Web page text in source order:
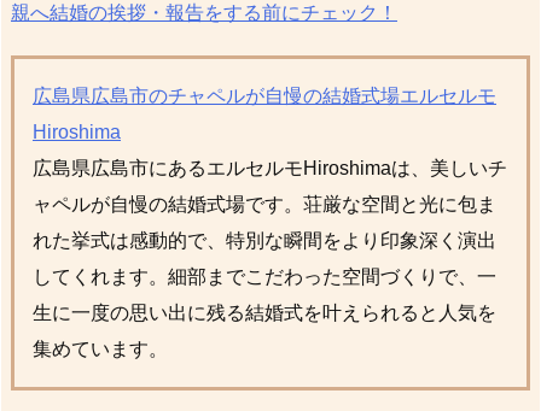
親へ結婚の挨拶・報告をする前にチェック！
広島県広島市のチャペルが自慢の結婚式場エルセルモ
Hiroshima
広島県広島市にあるエルセルモHiroshimaは、美しいチ
ャペルが自慢の結婚式場です。荘厳な空間と光に包ま
れた挙式は感動的で、特別な瞬間をより印象深く演出
してくれます。細部までこだわった空間づくりで、一
生に一度の思い出に残る結婚式を叶えられると人気を
集めています。